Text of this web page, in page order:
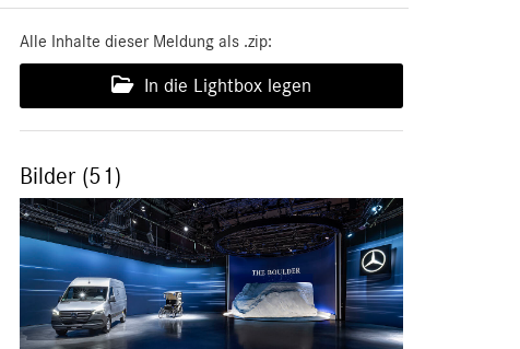
Alle Inhalte dieser Meldung als .zip:
In die Lightbox legen
Bilder (51)